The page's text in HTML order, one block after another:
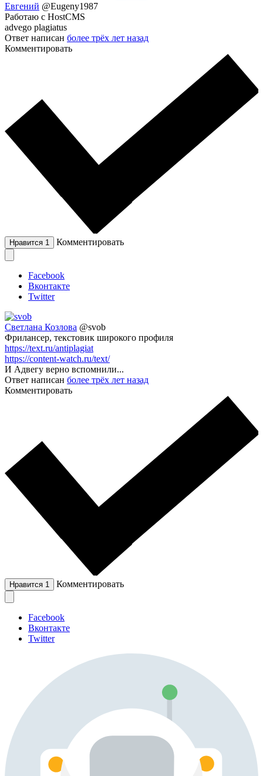
Евгений @Eugeny1987
Работаю с HostCMS
advego plagiatus
Ответ написан более трёх лет назад
Комментировать
Нравится 1 Комментировать
Facebook
Вконтакте
Twitter
Светлана Козлова @svob
Фрилансер, текстовик широкого профиля
https://text.ru/antiplagiat
https://content-watch.ru/text/
И Адвегу верно вспомнили...
Ответ написан более трёх лет назад
Комментировать
Нравится 1 Комментировать
Facebook
Вконтакте
Twitter